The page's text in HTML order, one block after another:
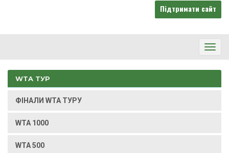
Підтримати сайт
WTA ТУР
ФІНАЛИ WTA ТУРУ
WTA 1000
WTA 500